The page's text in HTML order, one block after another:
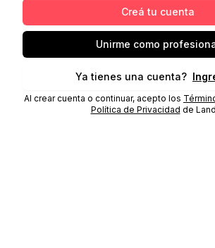
Creá tu cuenta
Unirme como
Ya tienes una cuenta?
Al crear cuenta o continuar, acepto los
Política de Privacidad de